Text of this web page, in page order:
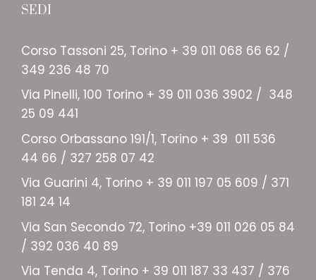
SEDI
Corso Tassoni 25, Torino + 39 011 068 66 62 /
349 236 48 70
Via Pinelli, 100 Torino + 39 011 036 3902 / 348
25 09 441
Corso Orbassano 191/1, Torino + 39 011 536
44 66 / 327 258 07 42
Via Guarini 4, Torino + 39 011 197 05 609 / 371
181 24 14
Via San Secondo 72, Torino +39 011 026 05 84
/ 392 036 40 89
Via Tenda 4, Torino + 39 011 187 33 437 / 376